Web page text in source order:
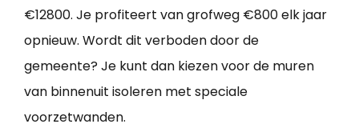
€12800. Je profiteert van grofweg €800 elk jaar
opnieuw. Wordt dit verboden door de
gemeente? Je kunt dan kiezen voor de muren
van binnenuit isoleren met speciale
voorzetwanden.